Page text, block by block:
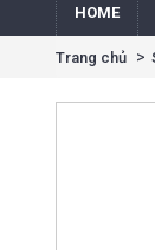
HOME
Trang chủ